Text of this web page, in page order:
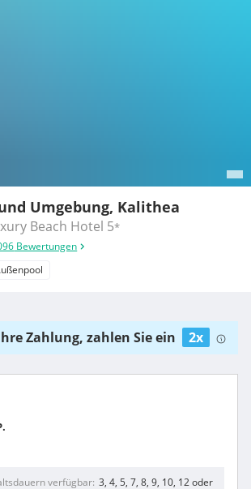
Umgebung, Kalithea
Beach Hotel 5*
Bewertungen
Zahlung, zahlen Sie ein 2x
verfügbar 3, 4, 5, 7, 8, 9, 10, 12 oder